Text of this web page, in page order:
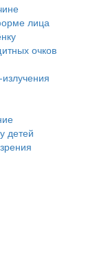
лица
очков
детей